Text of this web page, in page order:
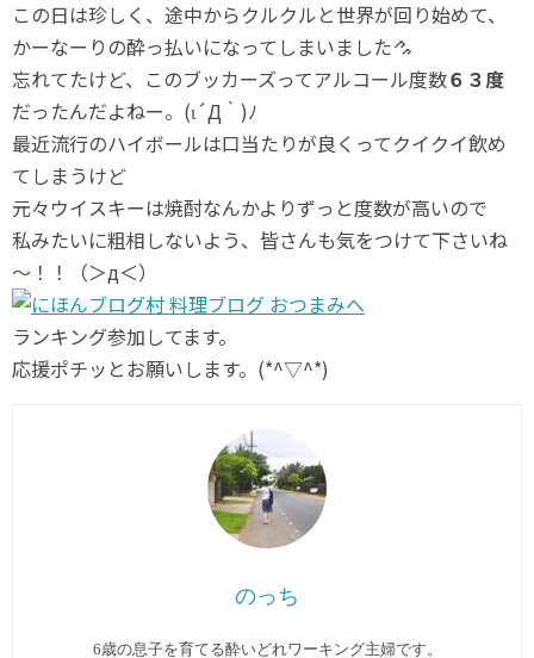
この日は珍しく、途中からクルクルと世界が回り始めて、
かーなーりの酔っ払いになってしまいました
忘れてたけど、このブッカーズってアルコール度数６３度
だったんだよねー。(ι´Д｀)ﾉ
最近流行のハイボールは口当たりが良くってクイクイ飲め
てしまうけど
元々ウイスキーは焼酎なんかよりずっと度数が高いので
私みたいに粗相しないよう、皆さんも気をつけて下さいね
～！！（＞д＜）
ランキング参加してます。
応援ポチッとお願いします。(*^▽^*)
のっち
6歳の息子を育てる酔いどれワーキング主婦です。